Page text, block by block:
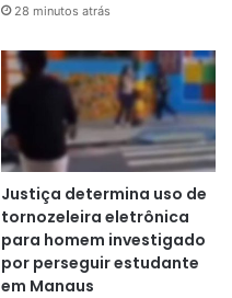
28 minutos atrás
Justiça determina uso de
tornozeleira eletrônica
para homem investigado
por perseguir estudante
em Manaus